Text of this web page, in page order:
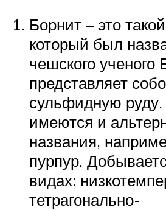
Борнит – это
который был
чешского ученого
представляет
сульфидную руду.
имеются и
названия,
пурпур.
видах:
тетрагонально-